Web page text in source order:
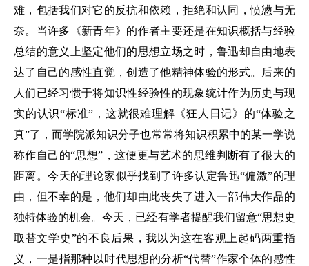
难，包括我们对它的反抗和依赖，拒绝和认同，愤懑与无
奈。当许多《新青年》的作者主要还是在知识概括与经验
总结的意义上坚定他们的思想立场之时，鲁迅却自由地表
达了自己的感性直觉，创造了他精神体验的形式。后来的
人们已经习惯于将知识性经验性的现象统计作为历史与现
实的认识“标准”，这就很难理解《狂人日记》的“体验之
真”了，而学院派知识分子也常常将知识积累中的某一学说
称作自己的“思想”，这便更与艺术的思维判断有了很大的
距离。今天的理论家似乎找到了许多认定鲁迅“偏激”的理
由，但不幸的是，他们却由此丧失了进入一部伟大作品的
独特体验的机会。今天，已经有学者提醒我们留意“思想史
取替文学史”的不良后果，我以为这在客观上起码两重指
义，一是指那种以时代思想的分析“代替”作家个体的感性